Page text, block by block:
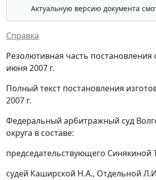
Актуальную версию документа
Справка
Резолютивная часть постановления
июня 2007 г.
Полный текст постановления
2007 г.
Федеральный арбитражный суд
округа в составе:
председательствующего Синякиной
судей Каширской Н.А., Отдельной